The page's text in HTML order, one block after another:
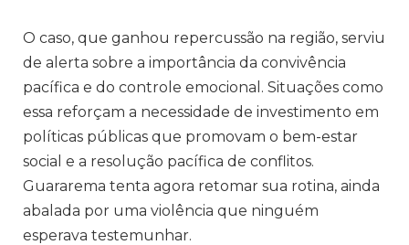
O caso, que ganhou repercussão na região, serviu
de alerta sobre a importância da convivência
pacífica e do controle emocional. Situações como
essa reforçam a necessidade de investimento em
políticas públicas que promovam o bem-estar
social e a resolução pacífica de conflitos.
Guararema tenta agora retomar sua rotina, ainda
abalada por uma violência que ninguém
esperava testemunhar.